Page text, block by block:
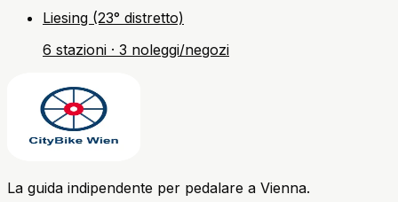
Liesing (23° distretto)
6 stazioni · 3 noleggi/negozi
La guida indipendente per pedalare a Vienna.